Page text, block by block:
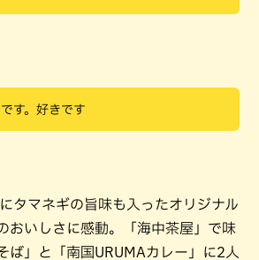
す。好きです
タマネギの旨味も入ったオリジナル
おいしさに感動。「海中茶屋」で味
ば」と「南国URUMAカレー」に2人